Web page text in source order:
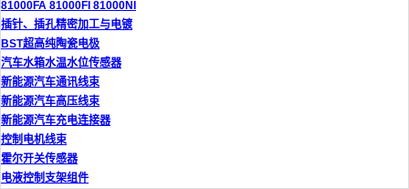
81000FA 81000FI 81000NI
插针、插孔精密加工与电镀
BST超高纯陶瓷电极
汽车水箱水温水位传感器
新能源汽车通讯线束
新能源汽车高压线束
新能源汽车充电连接器
控制电机线束
霍尔开关传感器
电液控制支架组件